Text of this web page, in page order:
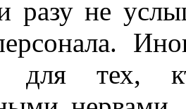
разу не
для тех,